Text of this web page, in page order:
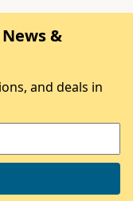
&
and deals in